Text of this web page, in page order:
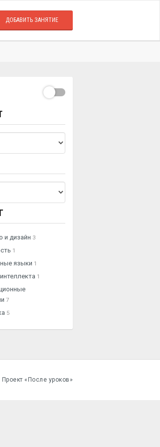
ДОБАВИТЬ ЗАНЯТИЕ
и дизайн 3
1
языки 1
1
7
5
«После уроков»